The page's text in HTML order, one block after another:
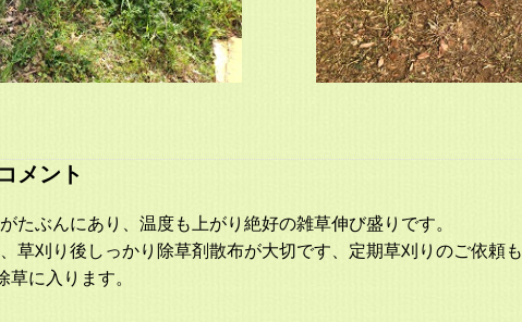
メント
たぶんにあり、温度も上がり絶好の雑草伸び盛りです。
草刈り後しっかり除草剤散布が大切です、定期草刈りのご依頼も
に入ります。